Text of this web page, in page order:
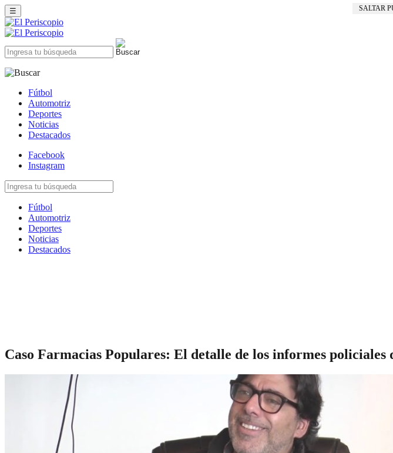
SALTAR
☰
Fútbol
Automotriz
Deportes
Noticias
Destacados
Facebook
Instagram
Fútbol
Automotriz
Deportes
Noticias
Destacados
Caso Farmacias Populares: El detalle de los informes policiales